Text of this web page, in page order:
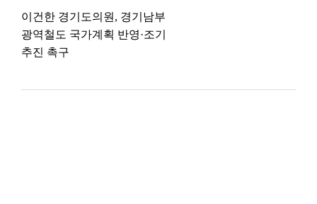
이건한 경기도의원, 경기남부
광역철도 국가계획 반영·조기
추진 촉구